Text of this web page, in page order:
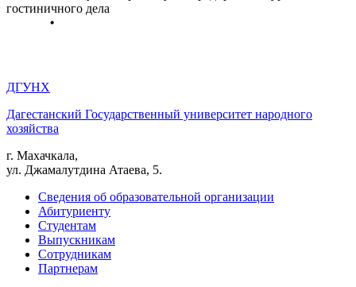
гостиничного дела
ДГУНХ
Дагестанский Государственный университет народного
хозяйства
г. Махачкала,
ул. Джамалутдина Атаева, 5.
Сведения об образовательной организации
Абитуриенту
Студентам
Выпускникам
Сотрудникам
Партнерам